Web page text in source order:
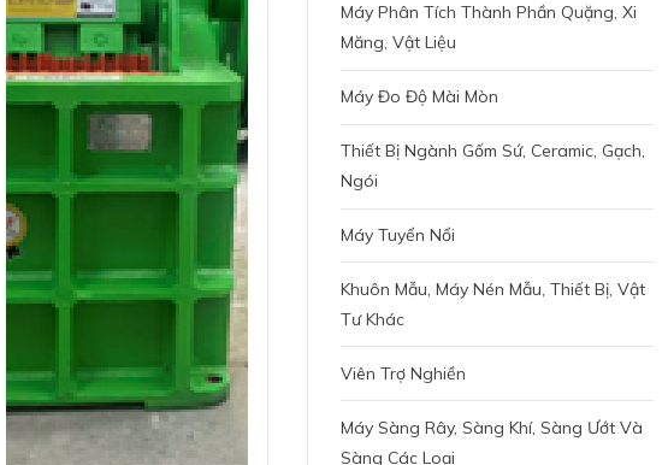
Máy Phân Tích Thành Phần Quặng, Xi
Măng, Vật Liệu
Máy Đo Độ Mài Mòn
Thiết Bị Ngành Gốm Sứ, Ceramic, Gạch,
Ngói
Máy Tuyển Nổi
Khuôn Mẫu, Máy Nén Mẫu, Thiết Bị, Vật
Tư Khác
Viên Trợ Nghiền
Máy Sàng Rây, Sàng Khí, Sàng Ướt Và
Sàng Các Loại